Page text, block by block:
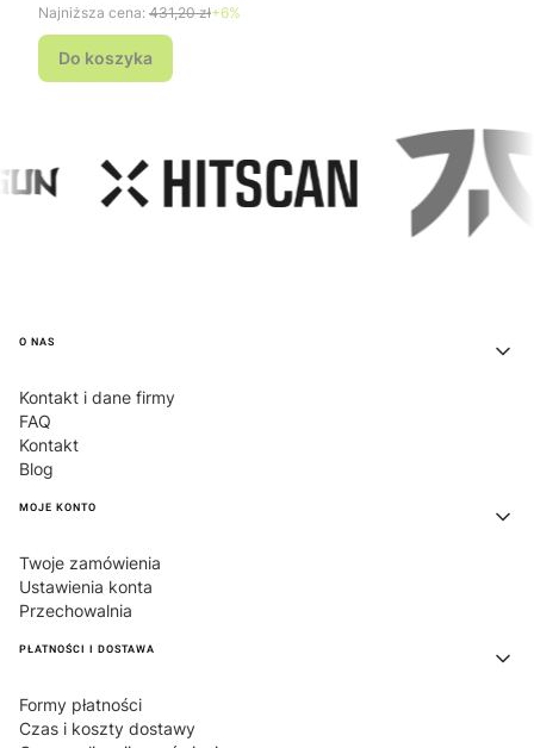
Najniższa cena: 431,20 zł+6%
Do koszyka
Linki w stopce
O NAS
Kontakt i dane firmy
FAQ
Kontakt
Blog
MOJE KONTO
Twoje zamówienia
Ustawienia konta
Przechowalnia
PŁATNOŚCI I DOSTAWA
Formy płatności
Czas i koszty dostawy